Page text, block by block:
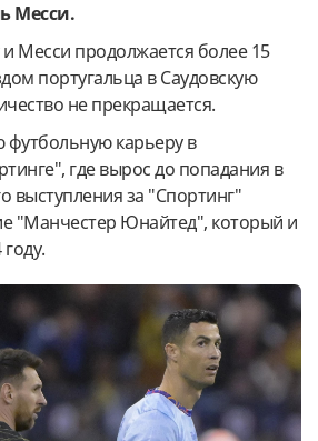
Месси.
Месси продолжается более 15
португальца в Саудовскую
не прекращается.
футбольную карьеру в
где вырос до попадания в
выступления за "Спортинг"
"Манчестер Юнайтед", который и